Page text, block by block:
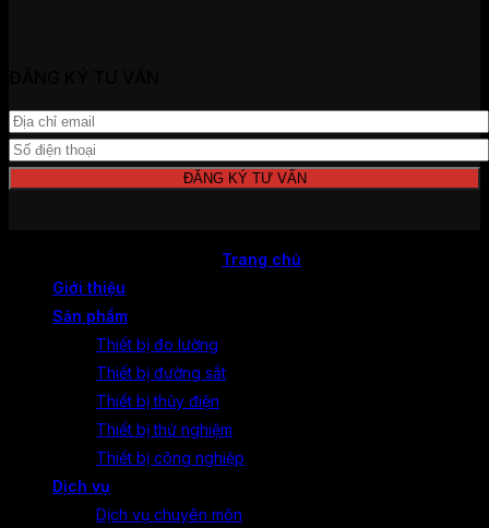
Trang chủ
Giới thiệu
Sản phẩm
Thiết bị đo lường
Thiết bị đường sắt
Thiết bị thủy điện
Thiết bị thử nghiệm
Thiết bị công nghiệp
Dịch vụ
Dịch vụ chuyên môn